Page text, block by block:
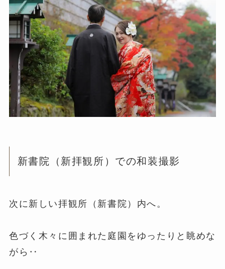
新書院（新拝観所）での和装撮影
次に新しい拝観所（新書院）内へ。
色づく木々に囲まれた庭園をゆったりと眺めな
がら‥